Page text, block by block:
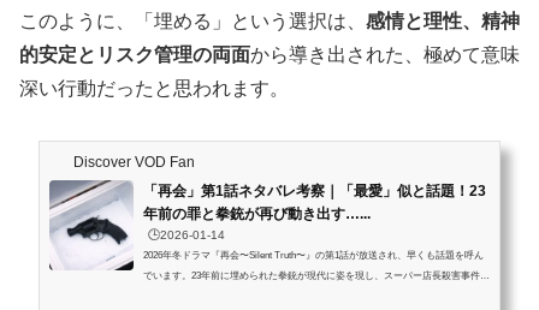
このように、「埋める」という選択は、 感情と理性、精神
的安定とリスク管理の両面から導き出された、極めて意味
深い行動だったと思われます。
Discover VOD Fan
「再会」第1話ネタバレ考察｜「最愛」似と話題！23
年前の罪と拳銃が再び動き出す…...
🕒️2026-01-14
2026年冬ドラマ『再会〜Silent Truth〜』の第1話が放送され、早くも話題を呼ん
でいます。23年前に埋められた拳銃が現代に姿を現し、スーパー店長殺害事件と